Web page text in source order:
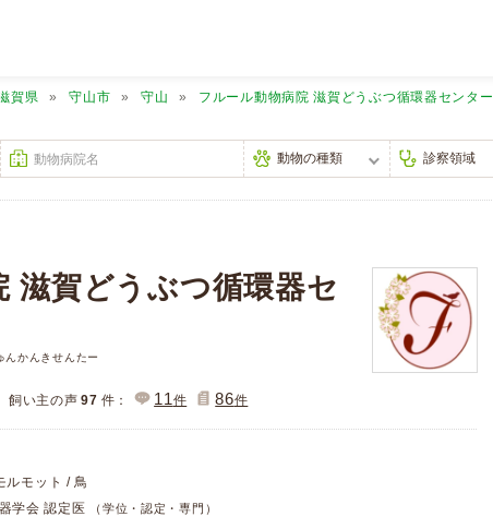
賀県 守山市 守山 フルール動物病院 滋賀どうぶつ循環器センター
滋賀どうぶつ循環器セ
んかんきせんたー
飼い主の声 97 件： 11件 86件
ルモット / 鳥
学会 認定医
（学位・認定・専門）